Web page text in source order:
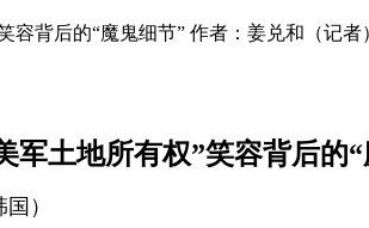
容背后的“魔鬼细节” 作者：姜兑和（记
军土地所有权”笑容背后的
）